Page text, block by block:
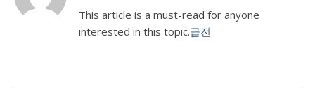
This article is a must-read for anyone
interested in this topic.급전